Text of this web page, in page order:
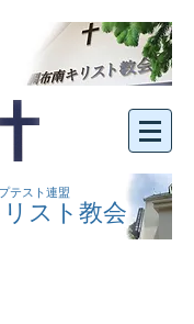
テスト連盟
スト教会